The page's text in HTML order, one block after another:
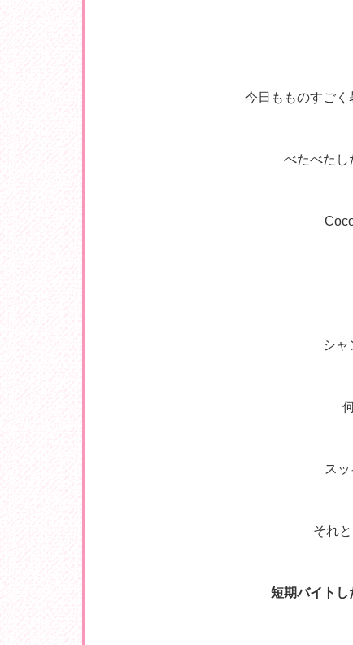
今日もものすご
べたべたし
シャ
ス
それ
短期バイトし